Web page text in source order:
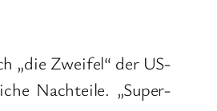
„die Zweifel“ der US-
Nachteile. „Super-